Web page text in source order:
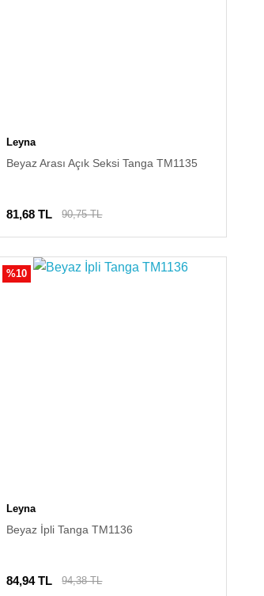
Leyna
Beyaz Arası Açık Seksi Tanga TM1135
81,68 TL 90,75 TL
%10
Leyna
Beyaz İpli Tanga TM1136
84,94 TL 94,38 TL